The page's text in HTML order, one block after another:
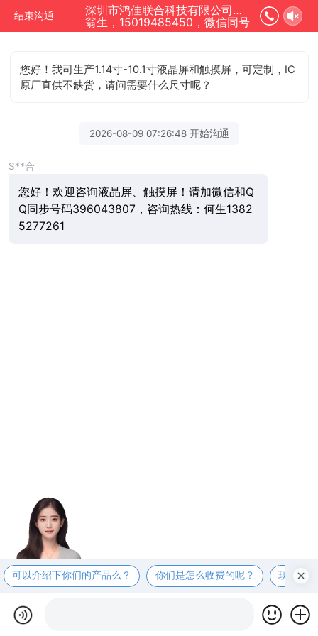
结束沟通
深圳市鸿佳联合科技有限公司正在为您服务
翁生，15019485450，微信同号
您好！我司生产1.14寸-10.1寸液晶屏和触摸屏，可定制，IC
原厂直供不缺货，请问需要什么尺寸呢？
2026-08-09 07:26:48 开始沟通
S**合
您好！欢迎咨询液晶屏、触摸屏！请加微信和Q
Q同步号码396043807，咨询热线：何生1382
5277261
可以介绍下你们的产品么？ 你们是怎么收费的呢？ 现在有